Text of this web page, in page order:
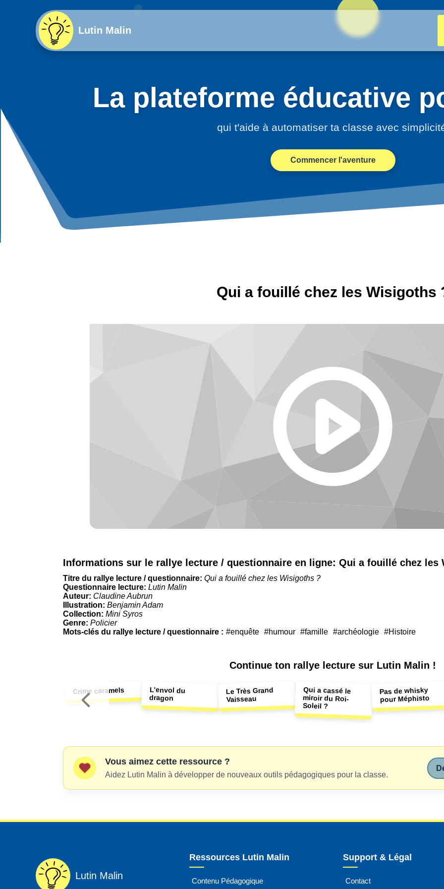
Lutin Malin
La plateforme éducative
qui t'aide à automatiser ta classe avec
Commencer l'aventure
Qui a fouillé chez les Wisigoths
Informations sur le rallye lecture / questionnaire en ligne: Qui a fouillé chez les
Titre du rallye lecture / questionnaire: Qui a fouillé chez les Wisigoths ?
Questionnaire lecture: Lutin Malin
Auteur: Claudine Aubrun
Illustration: Benjamin Adam
Collection: Mini Syros
Genre: Policier
Mots-clés du rallye lecture / questionnaire : #enquête #humour #famille #archéologie #Histoire
Continue ton rallye lecture sur Lutin Malin !
Crime caramels L’envol du
dragon
Le Très Grand
Vaisseau
Qui a cassé le
miroir du Roi-
Soleil ?
Pas de whisky
pour Méphisto
Vous aimez cette ressource ?
Aidez Lutin Malin à développer de nouveaux outils pédagogiques pour la classe.
Lutin Malin
Ressources Lutin Malin
Contenu Pédagogique
Support & Légal
Contact